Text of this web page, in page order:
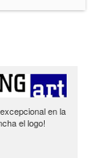
en la
el logo!